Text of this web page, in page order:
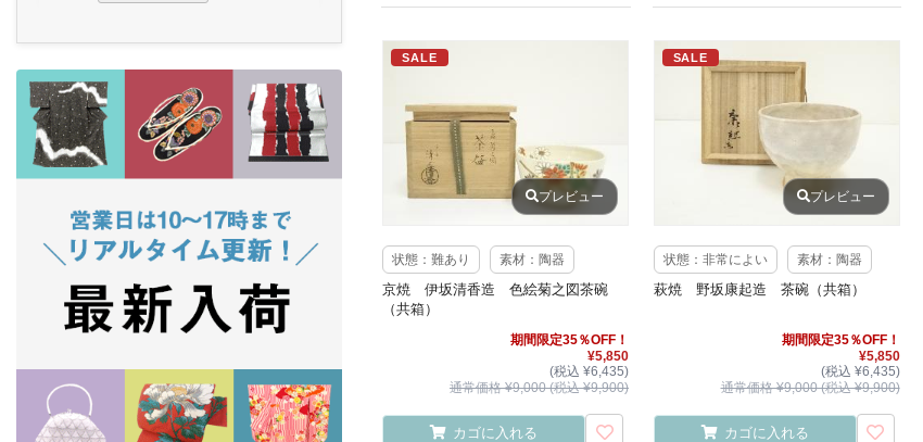
SALE
プレビュー
状態：難あり 素材：陶器
京焼 伊坂清香造 色絵菊之図茶碗
（共箱）
期間限定35％OFF！
¥5,850
(税込 ¥6,435)
通常価格 ¥9,000 (税込 ¥9,900)
カゴに入れる
SALE
プレビュー
状態：非常によい 素材：陶器
萩焼 野坂康起造 茶碗（共箱）
期間限定35％OFF！
¥5,850
(税込 ¥6,435)
通常価格 ¥9,000 (税込 ¥9,900)
カゴに入れる